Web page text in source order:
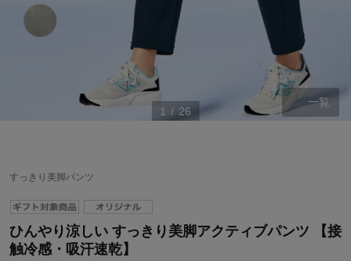
1 / 26
一覧
すっきり美脚パンツ
ひんやり涼しい すっきり美脚アクティブパンツ 【接
触冷感・吸汗速乾】
ステージが上がれば送料無料・返品引取無料！
ベルメゾンご優待サービスについて
ベルメゾン・ポイントについて